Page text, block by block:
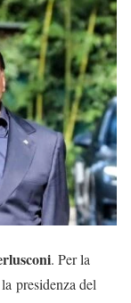
. Per la
presidenza del